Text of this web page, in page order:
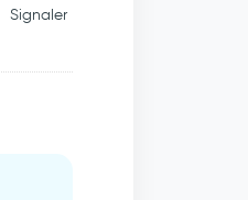
Signaler